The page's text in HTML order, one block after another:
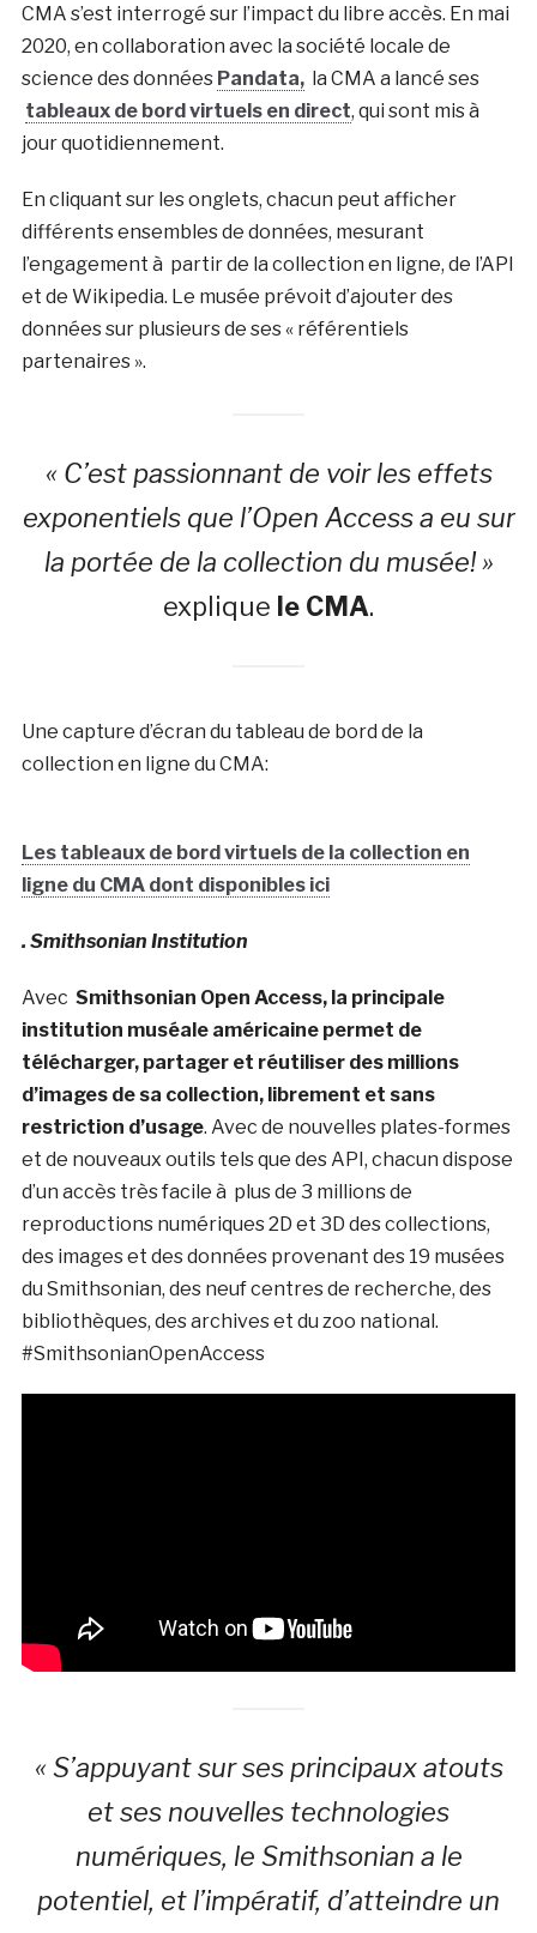
CMA s’est interrogé sur l’impact du libre accès. En mai
2020, en collaboration avec la société locale de
science des données Pandata,la CMA a lancé ses
tableaux de bord virtuels en direct, qui sont mis à
jour quotidiennement.
En cliquant sur les onglets, chacun peut afficher
différents ensembles de données, mesurant
l’engagement à partir de la collection en ligne, de l’API
et de Wikipedia. Le musée prévoit d’ajouter des
données sur plusieurs de ses « référentiels
partenaires ».
« C’est passionnant de voir les effets
exponentiels que l’Open Access a eu sur
la portée de la collection du musée! »
explique le CMA.
Une capture d’écran du tableau de bord de la
collection en ligne du CMA:
Les tableaux de bord virtuels de la collection en
ligne du CMA dont disponibles ici
. Smithsonian Institution
Avec Smithsonian Open Access,la principale
institution muséale américaine permet de
télécharger, partager et réutiliser des millions
d’images de sa collection, librement et sans
restriction d’usage. Avec de nouvelles plates-formes
et de nouveaux outils tels que des API, chacun dispose
d’un accès très facile à plus de 3 millions de
reproductions numériques 2D et 3D des collections,
des images et des données provenant des 19 musées
du Smithsonian, des neuf centres de recherche, des
bibliothèques, des archives et du zoo national.
#SmithsonianOpenAccess
« S’appuyant sur ses principaux atouts
et ses nouvelles technologies
numériques, le Smithsonian a le
potentiel, et l’impératif, d’atteindre un